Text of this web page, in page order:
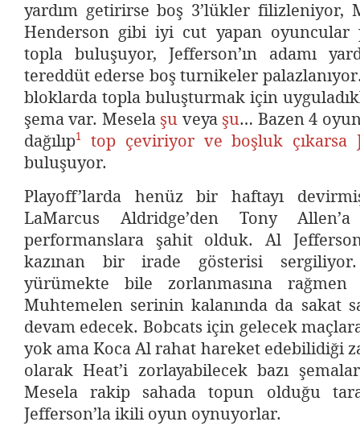
yardım getirirse boş 3’lükler filizleniyor,
Henderson gibi iyi cut yapan oyuncular
topla buluşuyor, Jefferson’ın adamı
tereddüt ederse boş turnikeler
bloklarda topla buluşturmak için
şema var. Mesela şu veya şu… Bazen 4
dağılıp1
top çeviriyor ve boşluk çıkarsa
buluşuyor.
Playoff’larda henüz bir haftayı
LaMarcus Aldridge’den Tony
performanslara şahit olduk. Al
kazınan bir irade gösterisi
yürümekte bile zorlanmasına rağmen
Muhtemelen serinin kalanında da sakat
devam edecek. Bobcats için gelecek
yok ama Koca Al rahat hareket edebilidiği
olarak Heat’i zorlayabilecek bazı
Mesela rakip sahada topun olduğu
Jefferson’la ikili oyun oynuyorlar.